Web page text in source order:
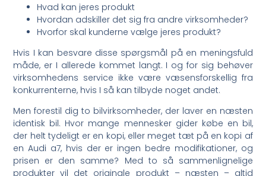
Hvad kan jeres produkt
Hvordan adskiller det sig fra andre virksomheder?
Hvorfor skal kunderne vælge jeres produkt?
Hvis I kan besvare disse spørgsmål på en meningsfuld
måde, er I allerede kommet langt. I og for sig behøver
virksomhedens service ikke være væsensforskellig fra
konkurrenterne, hvis I så kan tilbyde noget andet.
Men forestil dig to bilvirksomheder, der laver en næsten
identisk bil. Hvor mange mennesker gider købe en bil,
der helt tydeligt er en kopi, eller meget tæt på en kopi af
en Audi a7, hvis der er ingen bedre modifikationer, og
prisen er den samme? Med to så sammenlignelige
produkter vil det originale produkt – næsten – altid